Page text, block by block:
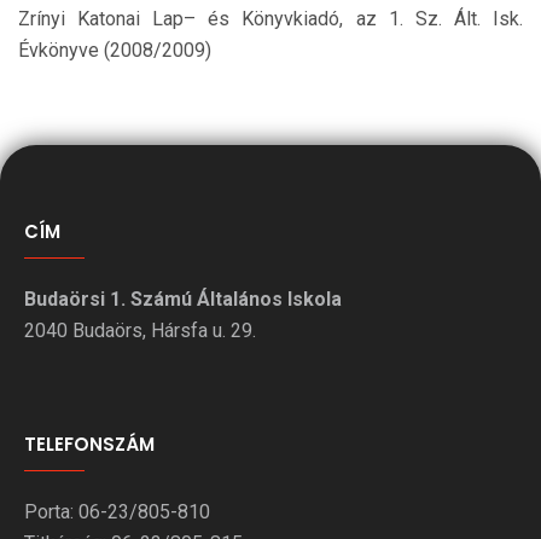
Zrínyi Katonai Lap– és Könyvkiadó, az 1. Sz. Ált. Isk.
Évkönyve (2008/2009)
CÍM
Budaörsi 1. Számú Általános Iskola
2040 Budaörs, Hársfa u. 29.
TELEFONSZÁM
Porta: 06-23/805-810